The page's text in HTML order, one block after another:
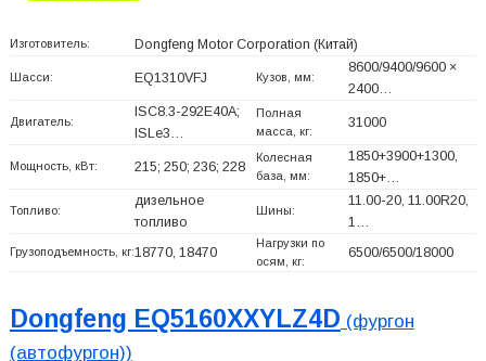
Изготовитель: Dongfeng Motor Corporation (Китай)
Шасси: EQ1310VFJ Кузов, мм:
8600/9400/9600 ×
2400…
Двигатель:
ISC8.3-292E40A;
ISLe3…
Полная
масса, кг:
31000
Мощность, кВт: 215; 250; 236; 228
Колесная
база, мм:
1850+3900+1300,
1850+…
Топливо:
дизельное
топливо
Шины:
11.00-20, 11.00R20,
1…
Грузоподъемность, кг:18770, 18470
Нагрузки по
осям, кг:
6500/6500/18000
Dongfeng EQ5160XXYLZ4D (фургон
(автофургон))